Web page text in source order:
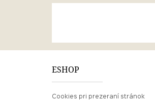
ESHOP
Cookies pri prezeraní stránok